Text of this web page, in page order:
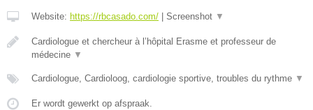
Website: https://rbcasado.com/ Screenshot ▼
Cardiologue et chercheur à l’hôpital Erasme et professeur de
médecine ▼
Cardiologue, Cardioloog, cardiologie sportive, troubles du rythme ▼
Er wordt gewerkt op afspraak.